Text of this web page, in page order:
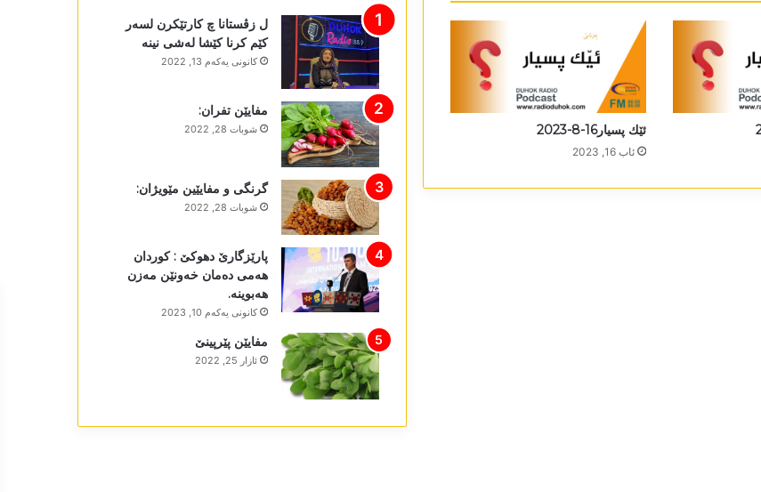
ئێك پسیار16-8-2023
ئاب 16, 2023
ل زڤستانا چ کارتێکرن لسەر
کێم کرنا کێشا لەشی نینە
كانونی یه‌كه‌م 13, 2022
مفایێن تفران:
شوبات 28, 2022
گرنگی و مفایێین مێویژان:
شوبات 28, 2022
پارێزگارێ دھوکێ : کوردان
ھەمی دەمان خەونێن مەزن
ھەبوینە.
كانونی یه‌كه‌م 10, 2023
مفایێن پێرپینێ
ئازار 25, 2022